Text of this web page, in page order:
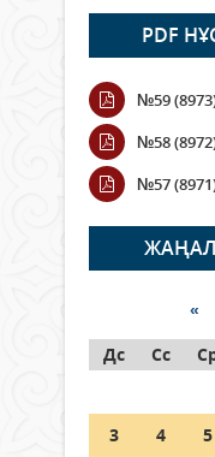
Open Air:
полиция
мыңнан
06 тамыз
Wi-Fi
ӨТЕДІ?
06 тамыз
граждане
05 тамыз
Шетелде
PDF
№59
№58
№57
«
Дс
Сс
3
4 5